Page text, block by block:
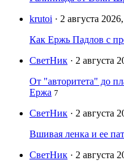
krutoi · 2 августа
Как Ержь Падлов с
СветНик · 2 августа
От "авторитета" до
Ержа 7
СветНик · 2 августа
Вшивая ленка и ее
СветНик · 2 августа